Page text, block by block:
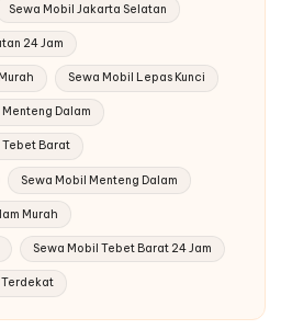
Sewa Mobil Jakarta Selatan
24 Jam
Sewa Mobil Lepas Kunci
Dalam
Tebet Barat
Sewa Mobil Menteng Dalam
Murah
Sewa Mobil Tebet Barat 24 Jam
Terdekat